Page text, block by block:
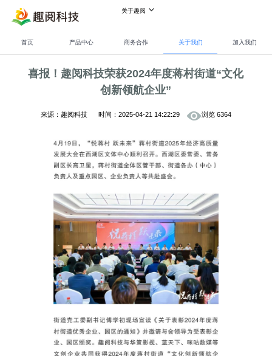
关于趣阅
首页 产品中心 商务合作 关于我们 加入我们
首页
品阅网
柚淘网
趣阅有声
企业文化
公司动态
联系我们
喜报！趣阅科技荣获2024年度蒋村街道“文化
创新领航企业”
来源： 趣阅科技 时间： 2025-04-21 14:22:29 浏览6364